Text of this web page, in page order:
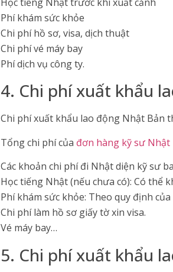
Phí khám sức khỏe
Chi phí hồ sơ, visa, dịch thuật
Chi phí vé máy bay
Phí dịch vụ công ty.
4. Chi phí xuất khẩu
Chi phí xuất khẩu lao động Nhật Bản
Tổng chi phí của đơn hàng kỹ sư Nhật
Các khoản chi phí đi Nhật diện kỹ sư
Học tiếng Nhật (nếu chưa có): Có thể
Phí khám sức khỏe: Theo quy định
Chi phí làm hồ sơ giấy tờ xin visa.
Vé máy bay…
5. Chi phí xuất khẩu